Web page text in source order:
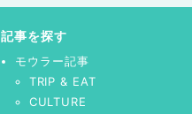
記事を探す
モウラー記事
TRIP & EAT
CULTURE